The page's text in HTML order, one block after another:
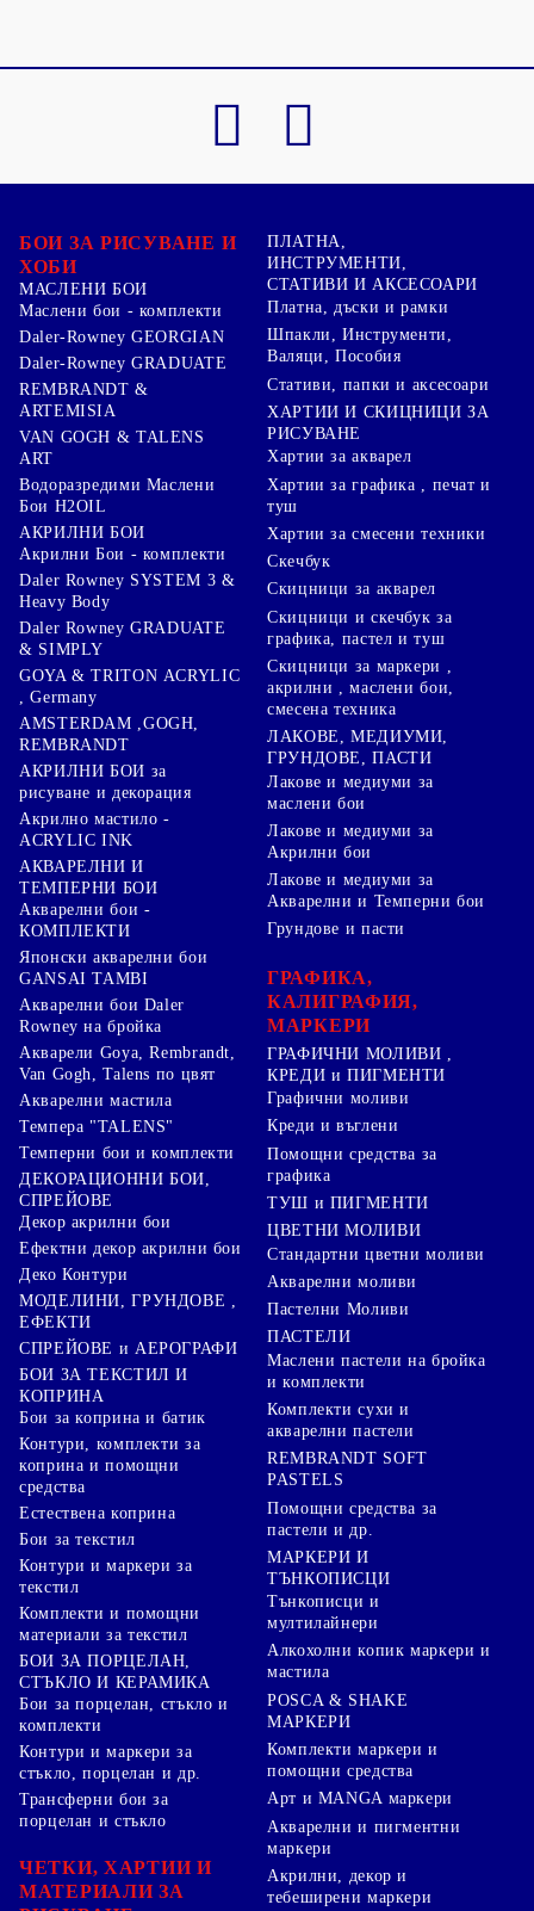
БОИ ЗА РИСУВАНЕ И
ХОБИ
МАСЛЕНИ БОИ
Маслени бои - комплекти
Daler-Rowney GEORGIAN
Daler-Rowney GRADUATE
REMBRANDT &
ARTEMISIA
VAN GOGH & TALENS
ART
Водоразредими Маслени
Бои H2OIL
АКРИЛНИ БОИ
Акрилни Бои - комплекти
Daler Rowney SYSTEM 3 &
Heavy Body
Daler Rowney GRADUATE
& SIMPLY
GOYA & TRITON АCRYLIC
, Germany
AMSTERDAM ,GOGH,
REMBRANDT
АКРИЛНИ БОИ за
рисуване и декорация
Акрилно мастило -
ACRYLIC INK
АКВАРЕЛНИ И
ТЕМПЕРНИ БОИ
Акварелни бои -
КОМПЛЕКТИ
Японски акварелни бои
GANSAI TAMBI
Акварелни бои Daler
Rowney на бройка
Акварели Goya, Rembrandt,
Van Gogh, Talens по цвят
Акварелни мастила
Темпера "TALENS"
Темперни бои и комплекти
ДЕКОРАЦИОННИ БОИ,
СПРЕЙОВЕ
Декор акрилни бои
Ефектни декор акрилни бои
Деко Контури
МОДЕЛИНИ, ГРУНДОВЕ ,
ЕФЕКТИ
СПРЕЙОВЕ и АЕРОГРАФИ
БОИ ЗА ТЕКСТИЛ И
КОПРИНА
Бои за коприна и батик
Контури, комплекти за
коприна и помощни
средства
Естествена коприна
Бои за текстил
Контури и маркери за
текстил
Комплекти и помощни
материали за текстил
БОИ ЗА ПОРЦЕЛАН,
СТЪКЛО И КЕРАМИКА
Бои за порцелан, стъкло и
комплекти
Контури и маркери за
стъкло, порцелан и др.
Трансферни бои за
порцелан и стъкло
ЧЕТКИ, ХАРТИИ И
МАТЕРИАЛИ ЗА
ПЛАТНА,
ИНСТРУМЕНТИ,
СТАТИВИ И АКСЕСОАРИ
Платна, дъски и рамки
Шпакли, Инструменти,
Валяци, Пособия
Стативи, папки и аксесоари
ХАРТИИ И СКИЦНИЦИ ЗА
РИСУВАНЕ
Хартии за акварел
Хартии за графика , печат и
туш
Хартии за смесени техники
Скечбук
Скицници за акварел
Скицници и скечбук за
графика, пастел и туш
Скицници за маркери ,
акрилни , маслени бои,
смесена техника
ЛАКОВЕ, МЕДИУМИ,
ГРУНДОВЕ, ПАСТИ
Лакове и медиуми за
маслени бои
Лакове и медиуми за
Акрилни бои
Лакове и медиуми за
Акварелни и Темперни бои
Грундове и пасти
ГРАФИКА,
КАЛИГРАФИЯ,
МАРКЕРИ
ГРАФИЧНИ МОЛИВИ ,
КРЕДИ и ПИГМЕНТИ
Графични моливи
Креди и въглени
Помощни средства за
графика
ТУШ и ПИГМЕНТИ
ЦВЕТНИ МОЛИВИ
Стандартни цветни моливи
Акварелни моливи
Пастелни Моливи
ПАСТЕЛИ
Маслени пастели на бройка
и комплекти
Комплекти сухи и
акварелни пастели
REMBRANDT SOFT
PASTELS
Помощни средства за
пастели и др.
МАРКЕРИ И
ТЪНКОПИСЦИ
Тънкописци и
мултилайнери
Алкохолни копик маркери и
мастила
POSCA & SHAKE
МАРКЕРИ
Комплекти маркери и
помощни средства
Арт и MANGA маркери
Акварелни и пигментни
маркери
Акрилни, декор и
тебеширени маркери